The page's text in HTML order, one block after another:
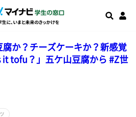
腐か？チーズケーキか？新感覚
it tofu？」五ケ山豆腐から #Z世